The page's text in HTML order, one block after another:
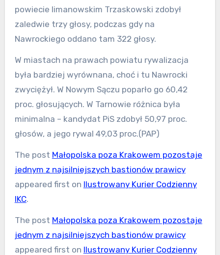
powiecie limanowskim Trzaskowski zdobył
zaledwie trzy głosy, podczas gdy na
Nawrockiego oddano tam 322 głosy.
W miastach na prawach powiatu rywalizacja
była bardziej wyrównana, choć i tu Nawrocki
zwyciężył. W Nowym Sączu poparło go 60,42
proc. głosujących. W Tarnowie różnica była
minimalna – kandydat PiS zdobył 50,97 proc.
głosów, a jego rywal 49,03 proc.(PAP)
The post Małopolska poza Krakowem pozostaje
jednym z najsilniejszych bastionów prawicy
appeared first on Ilustrowany Kurier Codzienny
IKC.
The post Małopolska poza Krakowem pozostaje
jednym z najsilniejszych bastionów prawicy
appeared first on Ilustrowany Kurier Codzienny